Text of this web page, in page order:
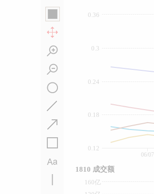
0.12
0.18
0.24
0.3
0.36
160亿
06/07
1810 成交额